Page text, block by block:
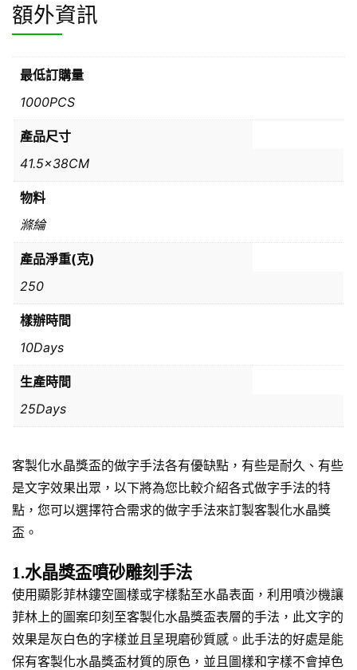
額外資訊
最低訂購量
1000PCS
產品尺寸
41.5x38CM
物料
滌綸
產品淨重(克)
250
樣辦時間
10Days
生產時間
25Days
客製化水晶獎盃的做字手法各有優缺點，有些是耐久、有些
是文字效果出眾，以下將為您比較介紹各式做字手法的特
點，您可以選擇符合需求的做字手法來訂製客製化水晶獎
盃。
1.水晶獎盃噴砂雕刻手法
使用顯影菲林鏤空圖樣或字樣黏至水晶表面，利用噴沙機讓
菲林上的圖案印刻至客製化水晶獎盃表層的手法，此文字的
效果是灰白色的字樣並且呈現磨砂質感。此手法的好處是能
保有客製化水晶獎盃材質的原色，並且圖樣和字樣不會掉色